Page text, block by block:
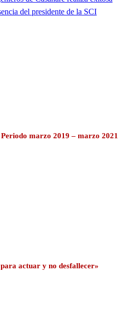
del presidente de la SCI
marzo 2019 – marzo 2021
actuar y no desfallecer»